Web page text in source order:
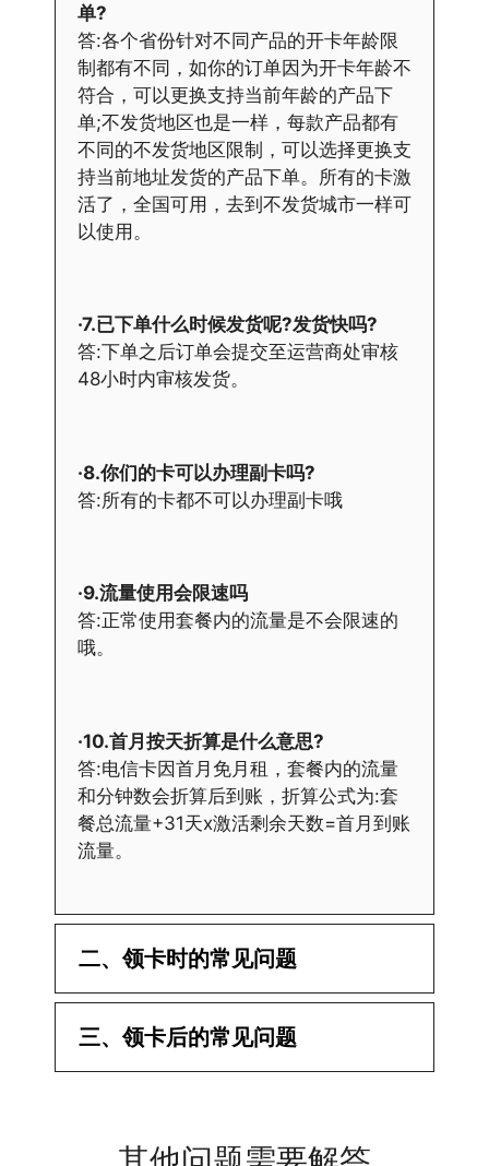
单?
答:各个省份针对不同产品的开卡年龄限
制都有不同，如你的订单因为开卡年龄不
符合，可以更换支持当前年龄的产品下
单;不发货地区也是一样，每款产品都有
不同的不发货地区限制，可以选择更换支
持当前地址发货的产品下单。所有的卡激
活了，全国可用，去到不发货城市一样可
以使用。
·7.已下单什么时候发货呢?发货快吗?
答:下单之后订单会提交至运营商处审核
48小时内审核发货。
·8.你们的卡可以办理副卡吗?
答:所有的卡都不可以办理副卡哦
·9.流量使用会限速吗
答:正常使用套餐内的流量是不会限速的
哦。
·10.首月按天折算是什么意思?
答:电信卡因首月免月租，套餐内的流量
和分钟数会折算后到账，折算公式为:套
餐总流量+31天x激活剩余天数=首月到账
流量。
二、领卡时的常见问题
·1.已经操作激活了怎么没有网?还不能使
用呢?
三、领卡后的常见问题
小哥处参加活动充值，后续充值就是任意